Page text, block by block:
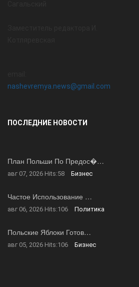
nashevremya.news@gmail.com
ПОСЛЕДНИЕ НОВОСТИ
План Польши По Предос�…
авг 07, 2026 Hits:58 Бизнес
Частое Использование …
авг 06, 2026 Hits:106 Политика
Польские Яблоки Готов…
авг 05, 2026 Hits:106 Бизнес